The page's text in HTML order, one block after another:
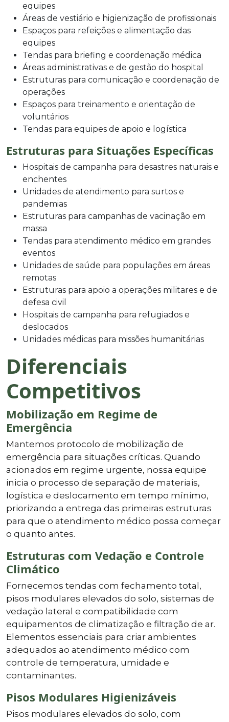
equipes
Áreas de vestiário e higienização de profissionais
Espaços para refeições e alimentação das
equipes
Tendas para briefing e coordenação médica
Áreas administrativas e de gestão do hospital
Estruturas para comunicação e coordenação de
operações
Espaços para treinamento e orientação de
voluntários
Tendas para equipes de apoio e logística
Estruturas para Situações Específicas
Hospitais de campanha para desastres naturais e
enchentes
Unidades de atendimento para surtos e
pandemias
Estruturas para campanhas de vacinação em
massa
Tendas para atendimento médico em grandes
eventos
Unidades de saúde para populações em áreas
remotas
Estruturas para apoio a operações militares e de
defesa civil
Hospitais de campanha para refugiados e
deslocados
Unidades médicas para missões humanitárias
Diferenciais
Competitivos
Mobilização em Regime de
Emergência
Mantemos protocolo de mobilização de
emergência para situações críticas. Quando
acionados em regime urgente, nossa equipe
inicia o processo de separação de materiais,
logística e deslocamento em tempo mínimo,
priorizando a entrega das primeiras estruturas
para que o atendimento médico possa começar
o quanto antes.
Estruturas com Vedação e Controle
Climático
Fornecemos tendas com fechamento total,
pisos modulares elevados do solo, sistemas de
vedação lateral e compatibilidade com
equipamentos de climatização e filtração de ar.
Elementos essenciais para criar ambientes
adequados ao atendimento médico com
controle de temperatura, umidade e
contaminantes.
Pisos Modulares Higienizáveis
Pisos modulares elevados do solo, com